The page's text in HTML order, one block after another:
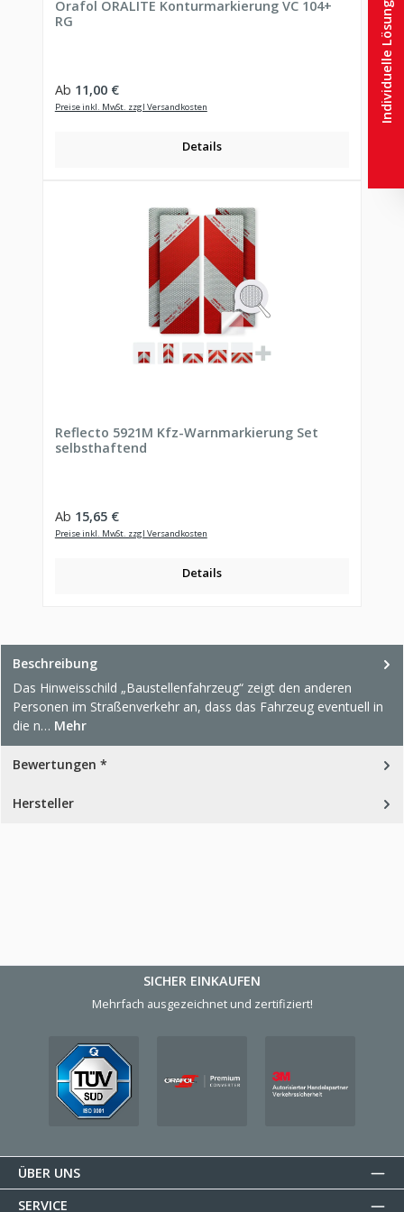
Orafol ORALITE Konturmarkierung VC 104+
RG
Regulärer Preis:
Ab 11,00 €
Preise inkl. MwSt. zzgl Versandkosten
Details
Reflecto 5921M Kfz-Warnmarkierung Set
selbsthaftend
Regulärer Preis:
Ab 15,65 €
Preise inkl. MwSt. zzgl Versandkosten
Details
Beschreibung
Das Hinweisschild „Baustellenfahrzeug“ zeigt den anderen
Personen im Straßenverkehr an, dass das Fahrzeug eventuell in
die n… Mehr
Bewertungen *
Hersteller
SICHER EINKAUFEN
Mehrfach ausgezeichnet und zertifiziert!
ÜBER UNS
SERVICE
Individuelle Lösungen